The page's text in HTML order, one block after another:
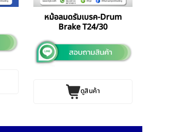
หม้อลมดรัมเบรค-Drum
Brake T24/30
ดูสินค้า